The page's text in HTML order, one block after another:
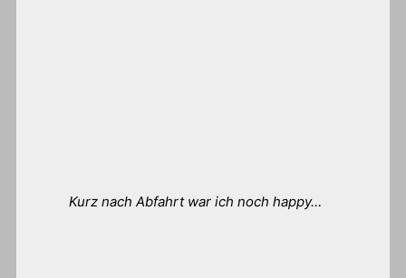
Kurz nach Abfahrt war ich noch happy…